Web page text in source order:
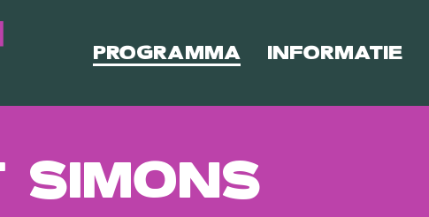
PROGRAMMA INFORMATIE
SIMONS